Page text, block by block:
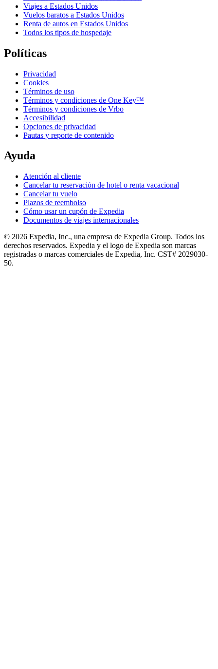
Viajes a Estados Unidos
Vuelos baratos a Estados Unidos
Renta de autos en Estados Unidos
Todos los tipos de hospedaje
Políticas
Privacidad
Cookies
Términos de uso
Términos y condiciones de One Key™
Términos y condiciones de Vrbo
Accesibilidad
Opciones de privacidad
Pautas y reporte de contenido
Ayuda
Atención al cliente
Cancelar tu reservación de hotel o renta vacacional
Cancelar tu vuelo
Plazos de reembolso
Cómo usar un cupón de Expedia
Documentos de viajes internacionales
© 2026 Expedia, Inc., una empresa de Expedia Group. Todos los
derechos reservados. Expedia y el logo de Expedia son marcas
registradas o marcas comerciales de Expedia, Inc. CST# 2029030-
50.